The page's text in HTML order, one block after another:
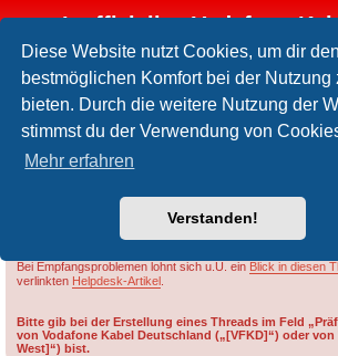
Diese Website nutzt Cookies, um dir den
bestmöglichen Komfort bei der Nutzung
bieten. Durch die weitere Nutzung der
stimmst du der Verwendung von
Mehr erfahren
Verstanden!
Inoffizielles Vodafone-
FAQ
Foren-Übersicht
[GELÖST] ARD Radio's vom
Bei Empfangsproblemen lohnt sich u.U. ein Blick in diesen
verlinkten Helpdesk-Artikel
Bitte gib bei der Erstellung eines Threads im Feld
von Vodafone Kabel Deutschland („[VFKD]“) oder von
West]“) bist.